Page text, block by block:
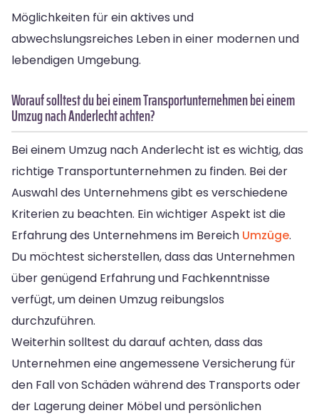
Möglichkeiten für ein aktives und
abwechslungsreiches Leben in einer modernen und
lebendigen Umgebung.
Worauf solltest du bei einem Transportunternehmen bei einem
Umzug nach Anderlecht achten?
Bei einem Umzug nach Anderlecht ist es wichtig, das
richtige Transportunternehmen zu finden. Bei der
Auswahl des Unternehmens gibt es verschiedene
Kriterien zu beachten. Ein wichtiger Aspekt ist die
Erfahrung des Unternehmens im Bereich Umzüge.
Du möchtest sicherstellen, dass das Unternehmen
über genügend Erfahrung und Fachkenntnisse
verfügt, um deinen Umzug reibungslos
durchzuführen.
Weiterhin solltest du darauf achten, dass das
Unternehmen eine angemessene Versicherung für
den Fall von Schäden während des Transports oder
der Lagerung deiner Möbel und persönlichen